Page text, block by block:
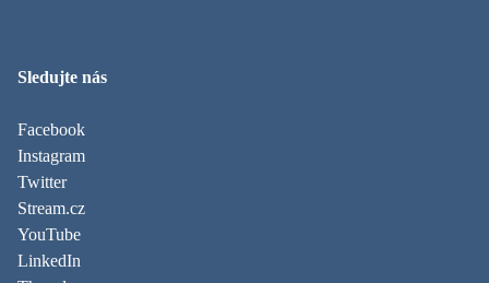
Sledujte nás
Facebook
Instagram
Twitter
Stream.cz
YouTube
LinkedIn